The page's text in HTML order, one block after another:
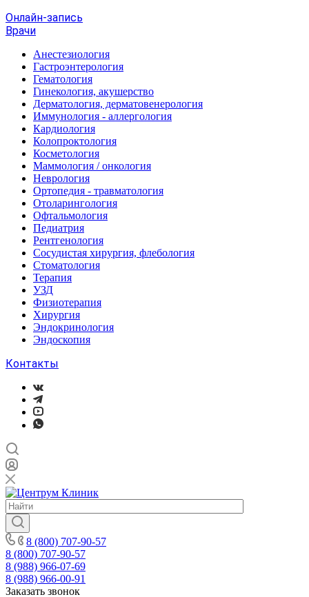
Онлайн-запись
Врачи
Анестезиология
Гастроэнтерология
Гематология
Гинекология, акушерство
Дерматология, дерматовенерология
Иммунология - аллергология
Кардиология
Колопроктология
Косметология
Маммология / онкология
Неврология
Ортопедия - травматология
Отоларингология
Офтальмология
Педиатрия
Рентгенология
Сосудистая хирургия, флебология
Стоматология
Терапия
УЗД
Физиотерапия
Хирургия
Эндокринология
Эндоскопия
Контакты
8 (800) 707-90-57
8 (800) 707-90-57
8 (988) 966-07-69
8 (988) 966-00-91
Заказать звонок